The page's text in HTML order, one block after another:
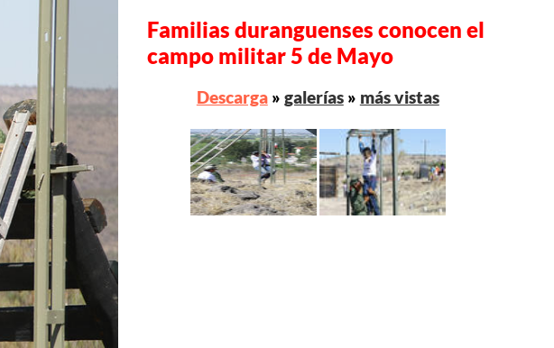
Familias duranguenses conocen el
campo militar 5 de Mayo
Descarga» galerías» más vistas